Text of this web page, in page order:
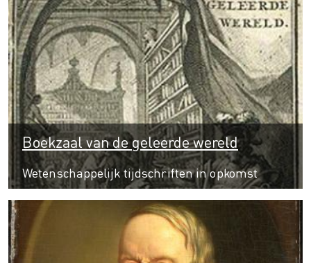
Boekzaal van de geleerde wereld
Wetenschappelijk tijdschriften in opkomst